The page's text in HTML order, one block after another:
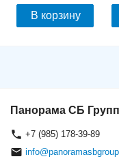
В корзину
Панорама СБ Групп
+7 (985) 178-39-89